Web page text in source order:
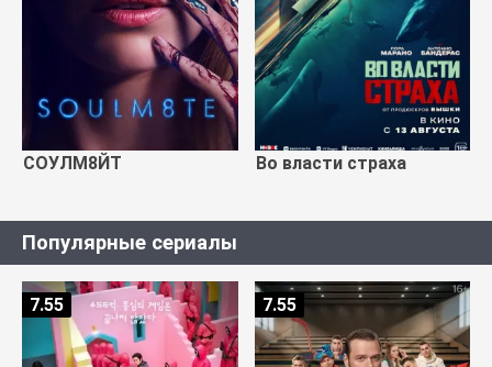
СОУЛМ8ЙТ Во власти страха
Популярные сериалы
7.55 7.55